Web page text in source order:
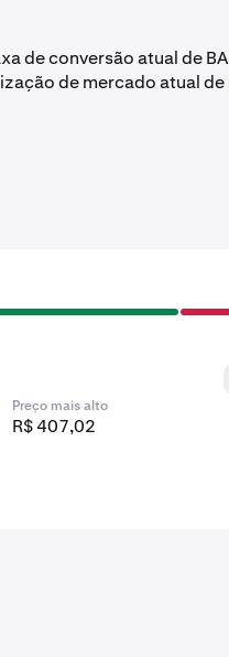
de conversão atual de
de mercado atual de
Preço mais alto
R$ 407,02